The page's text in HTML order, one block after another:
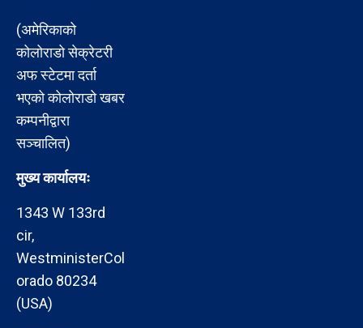
(अमेरिकाको
कोलोराडो सेक्रेटरी
अफ स्टेटमा दर्ता
भएको कोलोराडो खबर
कम्पनीद्वारा
सञ्चालित)
मुख्य कार्यालयः
1343 W 133rd
cir,
WestministerCol
orado 80234
(USA)